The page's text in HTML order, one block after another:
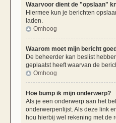
Waarvoor dient de "opslaan"
Hiermee kun je berichten
laden.
Omhoog
Waarom moet mijn bericht
De beheerder kan beslist
geplaatst heeft waarvan de
Omhoog
Hoe bump ik mijn onderwerp?
Als je een onderwerp aan het
onderwerpenlijst. Als deze link
hou hierbij wel rekening met de